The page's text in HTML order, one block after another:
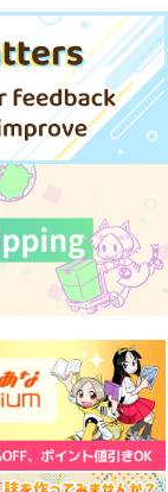
グレートホールの住人
1,887円（税込）
サンプル
作品詳細
KADOKAWA
902円（税込）
サンプル